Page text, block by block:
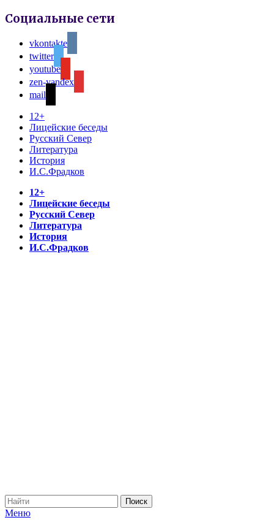
Социальные сети
vkontakte
twitter
youtube
zen-yandex
mail
12+
Лицейские беседы
Русский Север
Литература
История
И.С.Фрадков
12+
Лицейские беседы
Русский Север
Литература
История
И.С.Фрадков
Меню